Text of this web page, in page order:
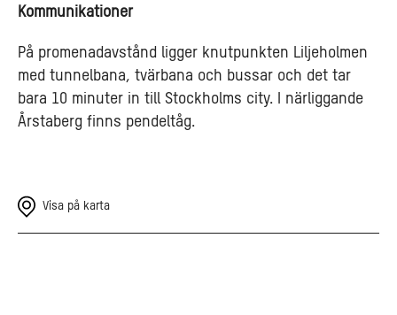
Kommunikationer
På promenadavstånd ligger knutpunkten Liljeholmen
med tunnelbana, tvärbana och bussar och det tar
bara 10 minuter in till Stockholms city. I närliggande
Årstaberg finns pendeltåg.
Visa på karta